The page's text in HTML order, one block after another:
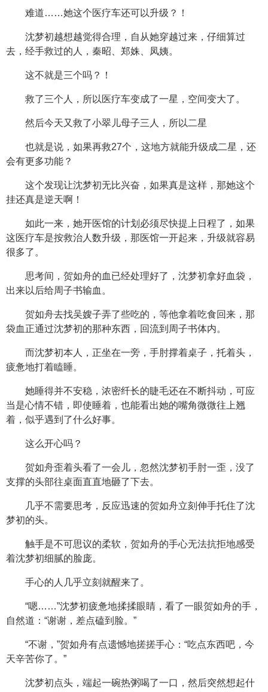
难道……她这个医疗车还可以升级？！
沈梦初越想越觉得合理，自从她穿越过来，仔细算过
去，经手救过的人，秦昭、郑姝、凤姨。
这不就是三个吗？！
救了三个人，所以医疗车变成了一星，空间变大了。
然后今天又救了小翠儿母子三人，所以二星
也就是说，如果再救27个，这地方就能升级成二星，还
会有更多功能？
这个发现让沈梦初无比兴奋，如果真是这样，那她这个
挂还真是逆天啊！
如此一来，她开医馆的计划必须尽快提上日程了，如果
这医疗车是按救治人数升级，那医馆一开起来，升级就容易
很多了。
思考间，贺如舟的血已经处理好了，沈梦初拿好血袋，
出来以后给周子书输血。
贺如舟去找吴嫂子弄了些吃的，等他拿着吃食回来，那
袋血正通过沈梦初的那种东西，回流到周子书体内。
而沈梦初本人，正坐在一旁，手肘撑着桌子，托着头，
疲惫地打着瞌睡。
她睡得并不安稳，浓密纤长的睫毛还在不断抖动，可应
当是心情不错，即使睡着，也能看出她的嘴角微微往上翘
着，似乎遇到了什么好事。
这么开心吗？
贺如舟歪着头看了一会儿，忽然沈梦初手肘一歪，没了
支撑的头部往桌面直直地砸了下去。
几乎不需要思考，反应迅速的贺如舟立刻伸手托住了沈
梦初的头。
触手是不可思议的柔软，贺如舟的手心无法抗拒地感受
着沈梦初细腻的脸庞。
手心的人几乎立刻就醒来了。
“嗯……”沈梦初疲惫地揉揉眼睛，看了一眼贺如舟的手，
自然道：“谢谢，差点磕到脸。”
“不谢，”贺如舟有点遗憾地搓搓手心：“吃点东西吧，今
天辛苦你了。”
沈梦初点头，端起一碗热粥喝了一口，然后突然想起什